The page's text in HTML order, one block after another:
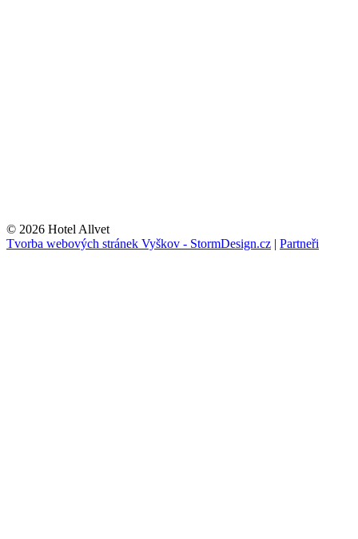
© 2026 Hotel Allvet
Tvorba webových stránek Vyškov - StormDesign.cz | Partneři